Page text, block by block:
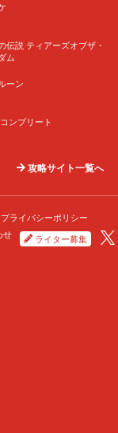
伝説 ティアーズオブザ・
ム
ーン
ンプリート
攻略サイト一覧へ
プライバシーポリシー
せ ライター募集